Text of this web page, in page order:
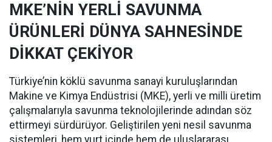
MKE’NİN YERLİ SAVUNMA
ÜRÜNLERİ DÜNYA SAHNESİNDE
DİKKAT ÇEKİYOR
Türkiye’nin köklü savunma sanayi kuruluşlarından
Makine ve Kimya Endüstrisi (MKE), yerli ve milli üretim
çalışmalarıyla savunma teknolojilerinde adından söz
ettirmeyi sürdürüyor. Geliştirilen yeni nesil savunma